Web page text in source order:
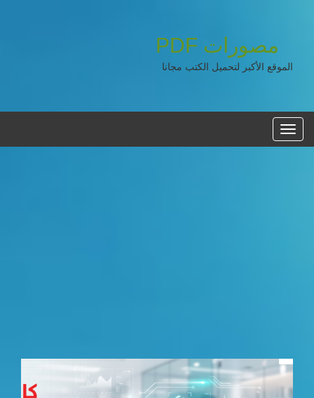
مصورات PDF
الموقع الأكبر لتحميل الكتب مجانا
القائمه
الرئيسية